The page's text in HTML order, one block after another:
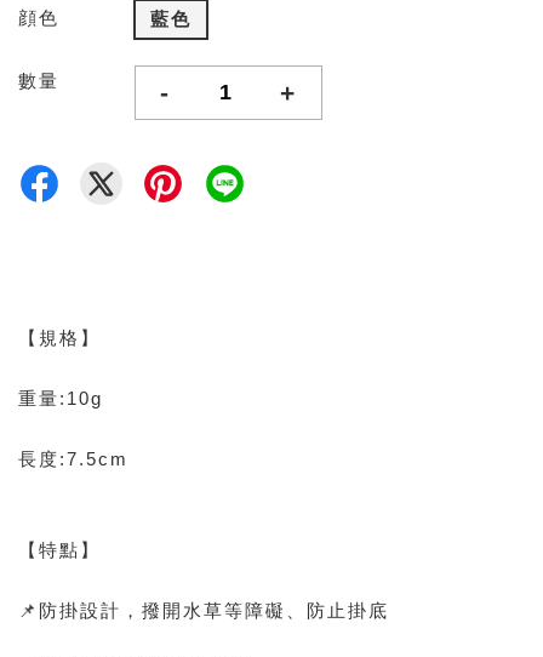
顔色 藍色
數量 - +
【規格】
重量:10g
長度:7.5cm
【特點】
📌防掛設計，撥開水草等障礙、防止掛底